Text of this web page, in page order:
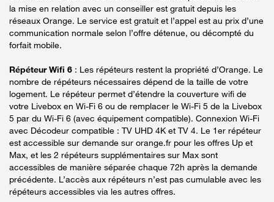
la mise en relation avec un conseiller est gratuit depuis les
réseaux Orange. Le service est gratuit et l’appel est au prix d’une
communication normale selon l’offre détenue, ou décompté du
forfait mobile.
Répéteur Wifi 6 : Les répéteurs restent la propriété d’Orange. Le
nombre de répéteurs nécessaires dépend de la taille de votre
logement. Le répéteur permet d’étendre la couverture wifi de
votre Livebox en Wi-Fi 6 ou de remplacer le Wi-Fi 5 de la Livebox
5 par du Wi-Fi 6 (avec équipement compatible). Connexion Wi-Fi
avec Décodeur compatible : TV UHD 4K et TV 4. Le 1er répéteur
est accessible sur demande sur orange.fr pour les offres Up et
Max, et les 2 répéteurs supplémentaires sur Max sont
accessibles de manière séparée chaque 72h après la demande
précédente. L’accès aux répéteurs n’est pas cumulable avec les
répéteurs accessibles via les autres offres.